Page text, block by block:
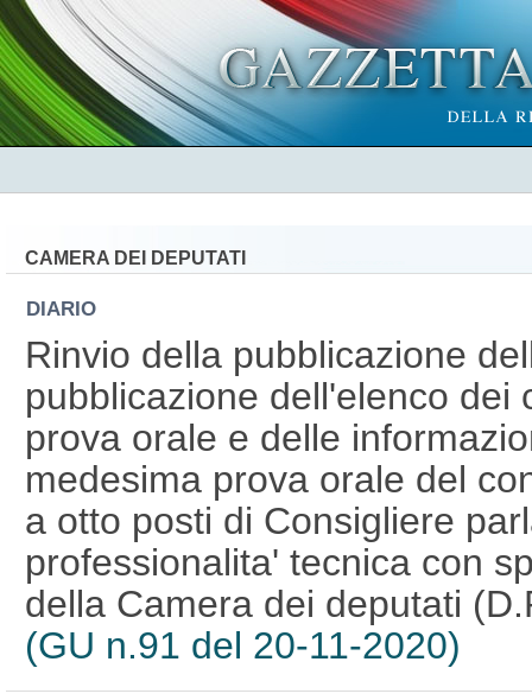
CAMERA DEI DEPUTATI
DIARIO
Rinvio della pubblicazione
pubblicazione dell'elenco dei
prova orale e delle
medesima prova orale del
a otto posti di Consigliere
professionalita' tecnica con
della Camera dei deputati
(GU n.91 del 20-11-2020)